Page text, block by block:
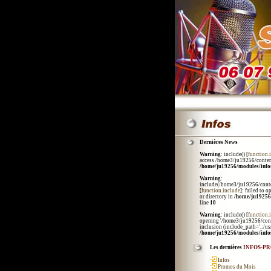
Dernières News
Warning: include() [
access /home3/ju19256/
/home/ju19256/modules/
Warning:
include(/home3/ju19256/
[function.include]: failed to
or directory in /home/
line 10
Warning: include() [
opening '/home3/ju19256/
inclusion (include_path='.:/
/home/ju19256/modules/
Les dernières INFOS-
Infos
Promos du Mois